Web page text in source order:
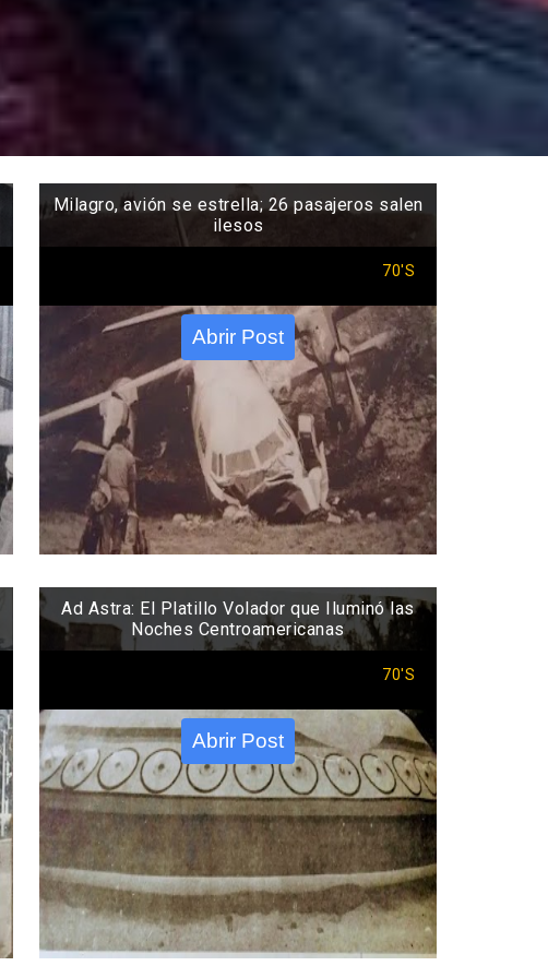
Milagro, avión se estrella; 26 pasajeros salen
ilesos
70'S
Abrir Post
Ad Astra: El Platillo Volador que Iluminó las
Noches Centroamericanas
70'S
Abrir Post